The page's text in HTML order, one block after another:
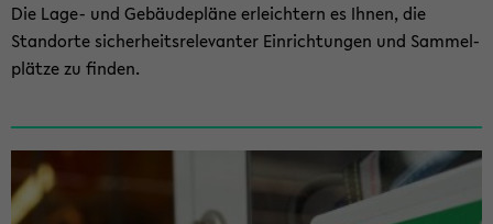
Die Lage- und Ge­bäu­de­plä­ne er­leich­tern es Ihnen, die
Stand­or­te si­cher­heits­re­le­van­ter Ein­rich­tun­gen und Sam­mel­
plät­ze zu fin­den.